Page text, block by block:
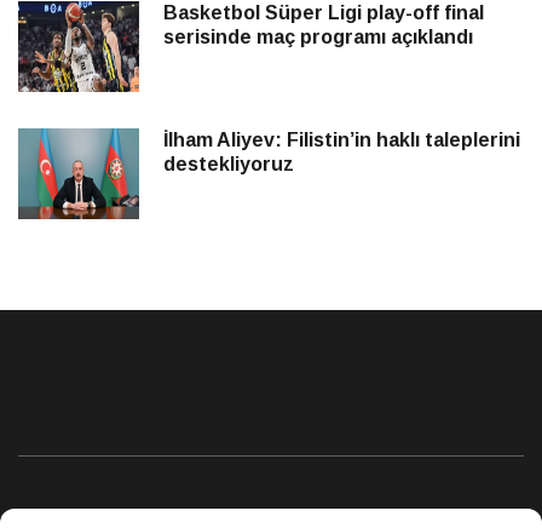
Basketbol Süper Ligi play-off final
serisinde maç programı açıklandı
İlham Aliyev: Filistin’in haklı taleplerini
destekliyoruz